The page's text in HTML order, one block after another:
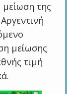
της
μείωσης
τιμή